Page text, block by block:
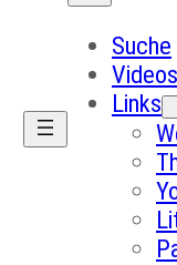
Suche
Videos
Links